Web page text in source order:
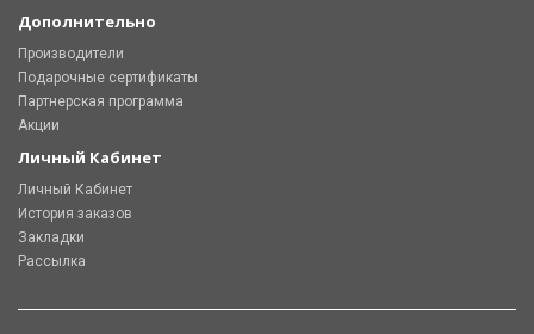
Дополнительно
Производители
Подарочные сертификаты
Партнерская программа
Акции
Личный Кабинет
Личный Кабинет
История заказов
Закладки
Рассылка